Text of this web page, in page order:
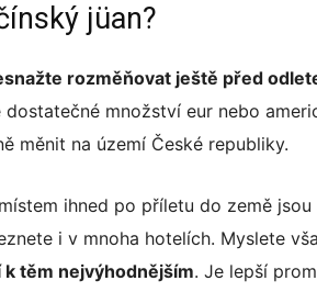
jüan?
rozměňovat ještě před
množství eur nebo
měnit na území České republiky.
ihned po příletu do země jsou
i v mnoha hotelích. Myslete
těm nejvýhodnějším. Je lepší